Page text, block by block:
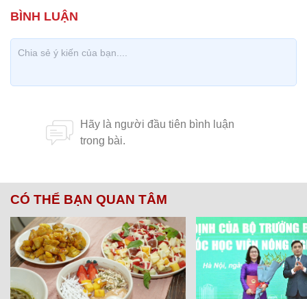
CÓ THỂ BẠN QUAN TÂM